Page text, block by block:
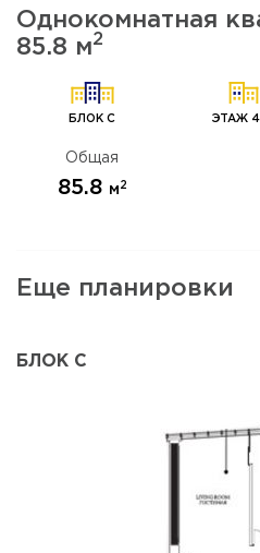
Однокомнатная
85.8 м2
БЛОК C ЭТАЖ
Общая
85.8 м 2
Еще планировки
БЛОК C